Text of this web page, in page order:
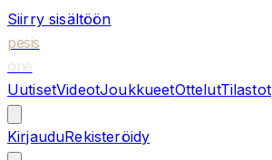
Siirry sisältöön
pesis
one
UutisetVideotJoukkueetOttelutTilastot
KirjauduRekisteröidy